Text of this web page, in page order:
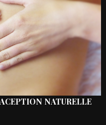
NATURELLE